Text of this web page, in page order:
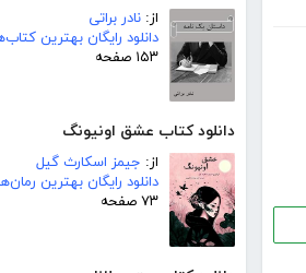
از: نادر براتی
دانلود رایگان بهترین
۱۵۳ صفحه
دانلود کتاب عشق اونیونگ
از: جیمز اسکارث گیل
دانلود رایگان بهترین
۷۳ صفحه